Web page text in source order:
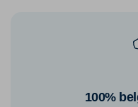
100%